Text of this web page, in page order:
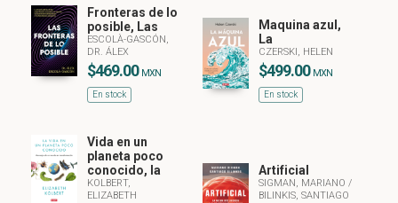
Fronteras de lo
posible, Las
ESCOLÀ-GASCÓN,
DR. ÁLEX
$469.00 MXN
En stock
Maquina azul,
La
CZERSKI, HELEN
$499.00 MXN
En stock
Vida en un
planeta poco
conocido, la
KOLBERT,
ELIZABETH
Artificial
SIGMAN, MARIANO/
BILINKIS, SANTIAGO